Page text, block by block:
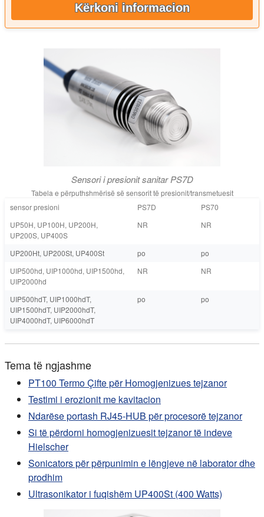
Kërkoni informacion
Sensori i presionit sanitar PS7D
Tabela e përputhshmërisë së sensorit të presionit/transmetuesit
sensor presioni
PS7D
PS70
UP50H, UP100H, UP200H,
UP200S, UP400S
NR NR
UP200Ht, UP200St, UP400St po
po
UIP500hd, UIP1000hd, UIP1500hd,
UIP2000hd
NR NR
UIP500hdT, UIP1000hdT,
UIP1500hdT, UIP2000hdT,
UIP4000hdT, UIP6000hdT
po po
Tema të ngjashme
PT100 Termo Çifte për Homogjenizues tejzanor
Testimi i erozionit me kavitacion
Ndarëse portash RJ45-HUB për procesorë tejzanor
Si të përdorni homogjenizuesit tejzanor të indeve
Hielscher
Sonicators për përpunimin e lëngjeve në laborator dhe
prodhim
Ultrasonikator i fuqishëm UP400St (400 Watts)